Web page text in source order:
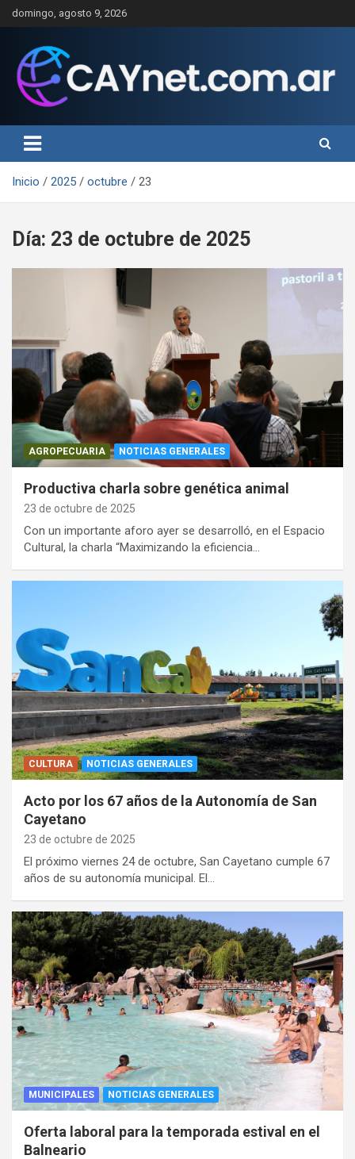
Saltar
al
domingo, agosto 9, 2026
Inicio 2025 octubre 23
Día: 23 de octubre de 2025
AGROPECUARIA NOTICIAS GENERALES
Productiva charla sobre genética animal
23 de octubre de 2025
Con un importante aforo ayer se desarrolló, en el Espacio
Cultural, la charla “Maximizando la eficiencia…
CULTURA NOTICIAS GENERALES
Acto por los 67 años de la Autonomía de San
Cayetano
23 de octubre de 2025
El próximo viernes 24 de octubre, San Cayetano cumple 67
años de su autonomía municipal. El…
MUNICIPALES NOTICIAS GENERALES
Oferta laboral para la temporada estival en el
Balneario